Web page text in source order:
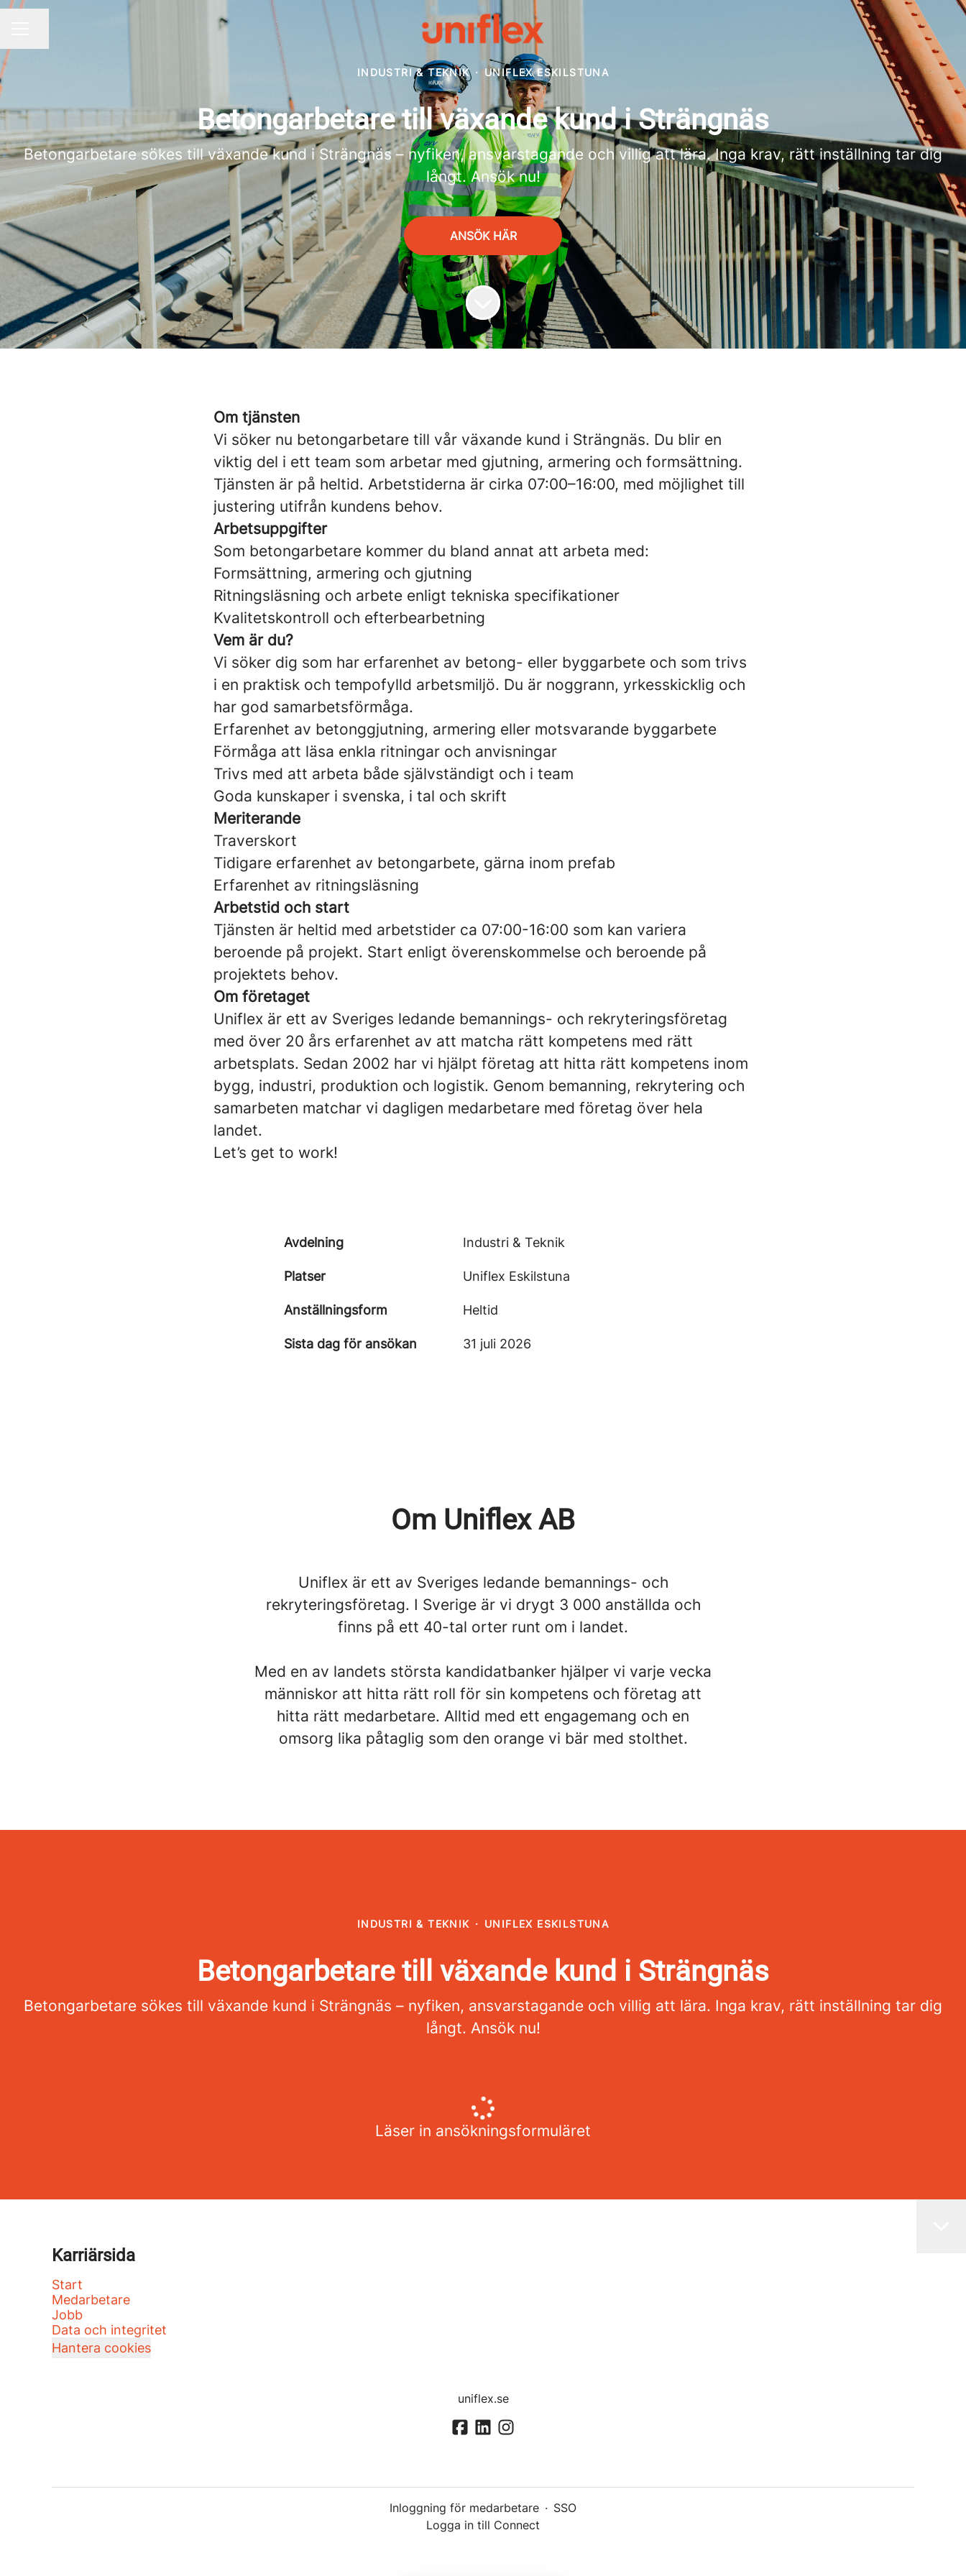
INDUSTRI & TEKNIK · UNIFLEX ESKILSTUNA
Betongarbetare till växande kund i Strängnäs
Betongarbetare sökes till växande kund i Strängnäs – nyfiken, ansvarstagande och villig att lära. Inga krav, rätt inställning tar dig
långt. Ansök nu!
ANSÖK HÄR
Om tjänsten
Vi söker nu betongarbetare till vår växande kund i Strängnäs. Du blir en
viktig del i ett team som arbetar med gjutning, armering och formsättning.
Tjänsten är på heltid. Arbetstiderna är cirka 07:00–16:00, med möjlighet till
justering utifrån kundens behov.
Arbetsuppgifter
Som betongarbetare kommer du bland annat att arbeta med:
Formsättning, armering och gjutning
Ritningsläsning och arbete enligt tekniska specifikationer
Kvalitetskontroll och efterbearbetning
Vem är du?
Vi söker dig som har erfarenhet av betong- eller byggarbete och som trivs
i en praktisk och tempofylld arbetsmiljö. Du är noggrann, yrkesskicklig och
har god samarbetsförmåga.
Erfarenhet av betonggjutning, armering eller motsvarande byggarbete
Förmåga att läsa enkla ritningar och anvisningar
Trivs med att arbeta både självständigt och i team
Goda kunskaper i svenska, i tal och skrift
Meriterande
Traverskort
Tidigare erfarenhet av betongarbete, gärna inom prefab
Erfarenhet av ritningsläsning
Arbetstid och start
Tjänsten är heltid med arbetstider ca 07:00-16:00 som kan variera
beroende på projekt. Start enligt överenskommelse och beroende på
projektets behov.
Om företaget
Uniflex är ett av Sveriges ledande bemannings- och rekryteringsföretag
med över 20 års erfarenhet av att matcha rätt kompetens med rätt
arbetsplats. Sedan 2002 har vi hjälpt företag att hitta rätt kompetens inom
bygg, industri, produktion och logistik. Genom bemanning, rekrytering och
samarbeten matchar vi dagligen medarbetare med företag över hela
landet.
Let’s get to work!
Avdelning Industri & Teknik
Platser Uniflex Eskilstuna
Anställningsform Heltid
Sista dag för ansökan 31 juli 2026
Om Uniflex AB
Uniflex är ett av Sveriges ledande bemannings- och
rekryteringsföretag. I Sverige är vi drygt 3 000 anställda och
finns på ett 40-tal orter runt om i landet.
Med en av landets största kandidatbanker hjälper vi varje vecka
människor att hitta rätt roll för sin kompetens och företag att
hitta rätt medarbetare. Alltid med ett engagemang och en
omsorg lika påtaglig som den orange vi bär med stolthet.
INDUSTRI & TEKNIK · UNIFLEX ESKILSTUNA
Betongarbetare till växande kund i Strängnäs
Betongarbetare sökes till växande kund i Strängnäs – nyfiken, ansvarstagande och villig att lära. Inga krav, rätt inställning tar dig
långt. Ansök nu!
Läser in ansökningsformuläret
Karriärsida
Start
Medarbetare
Jobb
Data och integritet
Hantera cookies
uniflex.se
Inloggning för medarbetare · SSO
Logga in till Connect